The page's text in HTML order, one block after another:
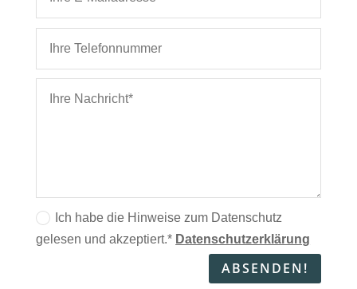
Ich habe die Hinweise zum Datenschutz
gelesen und akzeptiert.* Datenschutzerklärung
ABSENDEN!